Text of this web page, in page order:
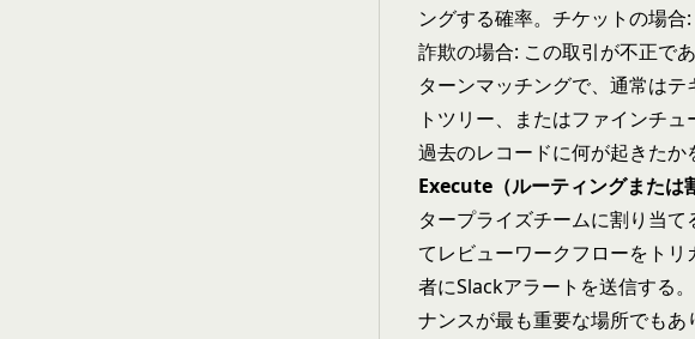
ングする確率。チケットの場合
詐欺の場合: この取引が不正で
ターンマッチングで、通常は
トツリー、またはファインチ
過去のレコードに何が起きたか
Execute（ルーティングまたは
タープライズチームに割り当
てレビューワークフローをト
者にSlackアラートを送信する
ナンスが最も重要な場所でも